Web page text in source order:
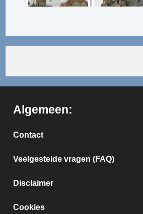
Algemeen:
Contact
Veelgestelde vragen (FAQ)
Disclaimer
Cookies